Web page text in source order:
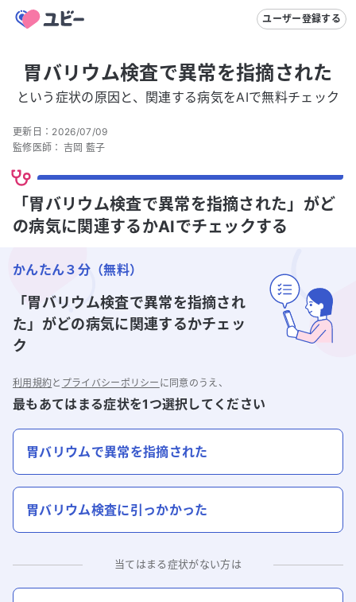
ユーザー登録する
胃バリウム検査で異常を指摘された
という症状の原因と、関連する病気をAIで無料チェック
更新日： 2026/07/09
監修医師： 吉岡 藍子
「胃バリウム検査で異常を指摘された」がど
の病気に関連するかAIでチェックする
かんたん３分（無料）
「胃バリウム検査で異常を指摘され
た」 がどの病気に関連するかチェッ
ク
利用規約と プライバシーポリシー に同意のうえ、
最もあてはまる症状を1つ選択してください
胃バリウムで異常を指摘された
胃バリウム検査に引っかかった
当てはまる症状がない方は